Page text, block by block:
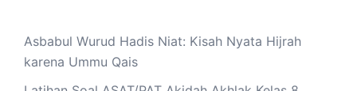
Asbabul Wurud Hadis Niat: Kisah Nyata Hijrah
karena Ummu Qais